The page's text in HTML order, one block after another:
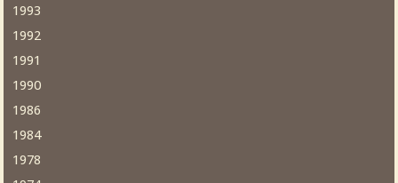
1993
1992
1991
1990
1986
1984
1978